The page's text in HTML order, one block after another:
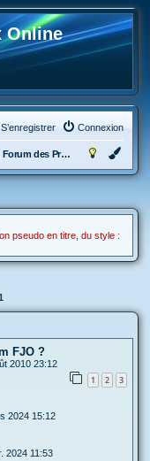
Online
Connexion
S’enregistrer
Forum des Présentations
pseudo en titre, du style :
FJO ?
2010 23:12
1 2 3
2024 15:12
2024 11:53